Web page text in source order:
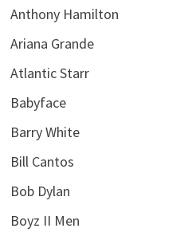
Anthony Hamilton
Ariana Grande
Atlantic Starr
Babyface
Barry White
Bill Cantos
Bob Dylan
Boyz II Men